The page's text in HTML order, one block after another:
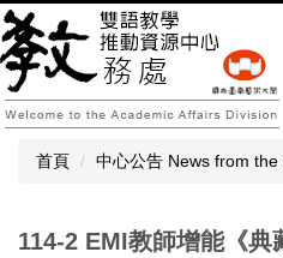
跳
到
主
要
內
首頁 中心公告 News from the
114-2 EMI教師增能《典